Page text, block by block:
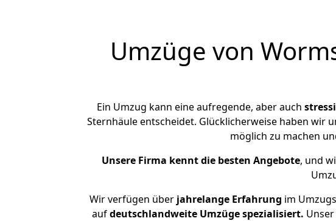
Umzüge von
Ein Umzug kann eine aufregende, aber auch
Sternhäule entscheidet. Glücklicherweise haben wir
möglich zu machen
Unsere Firma kennt die besten Angebote, und
Wir verfügen über jahrelange Erfahrung im
aufdeutschlandweite Umzüge spezialisiert.